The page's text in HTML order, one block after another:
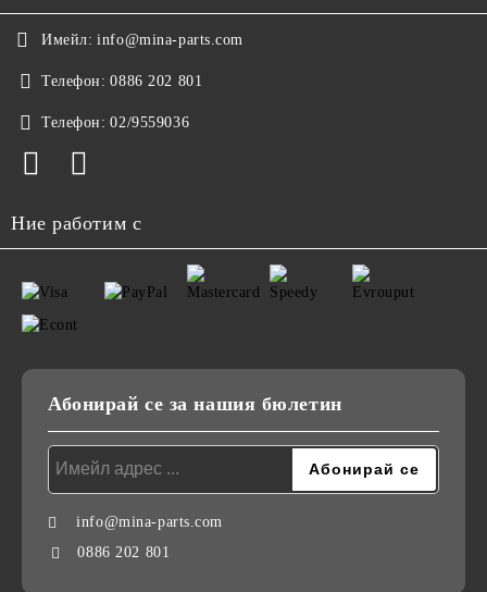
Имейл: info@mina-parts.com
Телефон: 0886 202 801
Телефон: 02/9559036
Ние работим с
Абонирай се за нашия бюлетин
info@mina-parts.com
0886 202 801